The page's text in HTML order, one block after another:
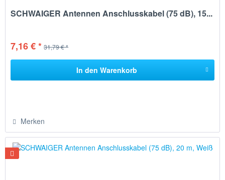
SCHWAIGER Antennen Anschlusskabel (75 dB), 15...
7,16 € * 31,79 € *
In den Warenkorb
Merken